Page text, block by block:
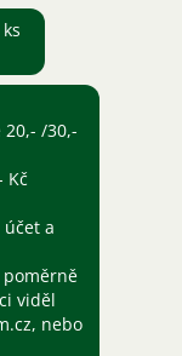
/30,-
Kč
a
viděl
nebo